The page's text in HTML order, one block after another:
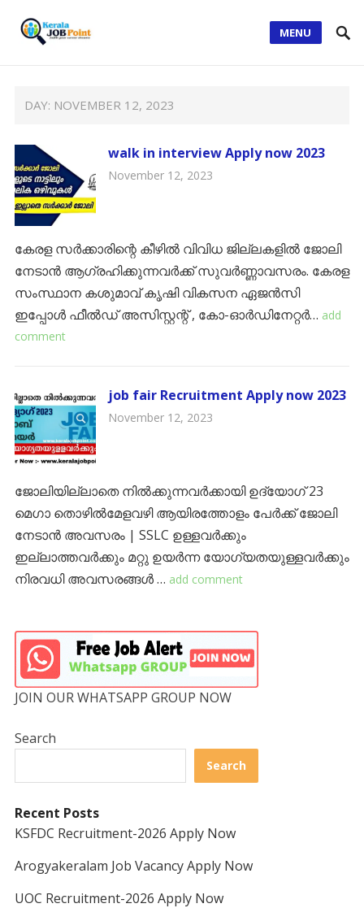
MENU
DAY: NOVEMBER 12, 2023
walk in interview Apply now 2023
November 12, 2023
കേരള സര്‍ക്കാരിന്റെ കീഴില്‍ വിവിധ ജില്ലകളില്‍ ജോലി
നേടാന്‍ ആഗ്രഹിക്കുന്നവര്‍ക്ക് സുവര്‍ണ്ണാവസരം. കേരള
സംസ്ഥാന കശുമാവ് കൃഷി വികസന ഏജൻസി
ഇപ്പോള്‍ ഫീൽഡ് അസിസ്റ്റന്റ് , കോ-ഓർഡിനേറ്റർ… add
comment
job fair Recruitment Apply now 2023
November 12, 2023
ജോലിയില്ലാതെ നിൽക്കുന്നവർക്കായി ഉദ്യോഗ് 23
മെഗാ തൊഴിൽമേളവഴി ആയിരത്തോളം പേർക്ക് ജോലി
നേടാൻ അവസരം | SSLC ഉള്ളവർക്കും
ഇല്ലാത്തവർക്കും മറ്റു ഉയർന്ന യോഗ്യതയുള്ളവർക്കും
നിരവധി അവസരങ്ങൾ … add comment
JOIN OUR WHATSAPP GROUP NOW
Search
Search
Recent Posts
KSFDC Recruitment-2026 Apply Now
Arogyakeralam Job Vacancy Apply Now
UOC Recruitment-2026 Apply Now